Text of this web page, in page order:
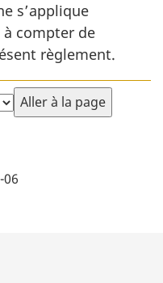
s’applique
à compter de
règlement.
06